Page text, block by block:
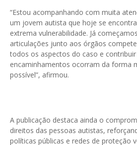
“Estou acompanhando com muita
um jovem autista que hoje se
extrema vulnerabilidade. Já
articulações junto aos órgãos
todos os aspectos do caso e
encaminhamentos ocorram da forma
possível”, afirmou.
A publicação destaca ainda o
direitos das pessoas autistas,
políticas públicas e redes de proteção